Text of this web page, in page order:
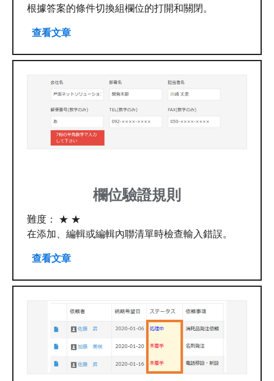
根據答案的條件切換組欄位的打開和關閉。
查看文章
欄位驗證規則
難度： ★ ★
在添加、編輯或編輯內聯清單時檢查輸入錯誤。
查看文章